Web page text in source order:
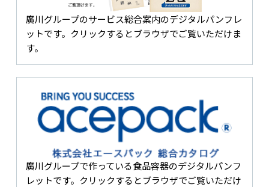
廣川グループのサービス総合案内のデジタルパンフレ
ットです。クリックするとブラウザでご覧いただけま
す。
廣川グループで作っている食品容器のデジタルパンフ
レットです。クリックするとブラウザでご覧いただけ